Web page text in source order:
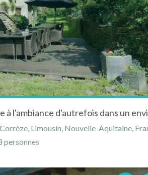
Limousin, Nouvelle-Aquitaine,